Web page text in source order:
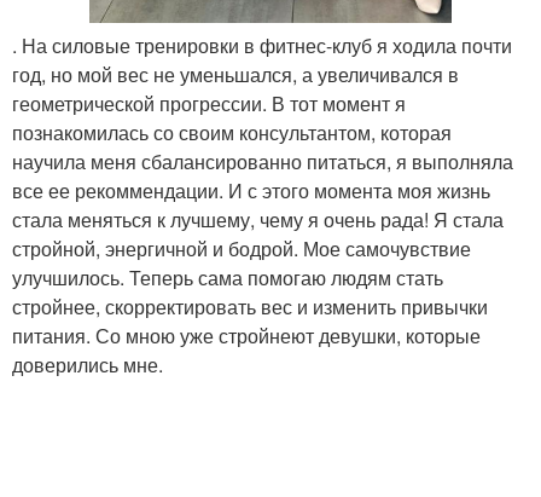
. На силовые тренировки в фитнес-клуб я ходила почти
год, но мой вес не уменьшался, а увеличивался в
геометрической прогрессии. В тот момент я
познакомилась со своим консультантом, которая
научила меня сбалансированно питаться, я выполняла
все ее рекоммендации. И с этого момента моя жизнь
стала меняться к лучшему, чему я очень рада! Я стала
стройной, энергичной и бодрой. Мое самочувствие
улучшилось. Теперь сама помогаю людям стать
стройнее, скорректировать вес и изменить привычки
питания. Со мною уже стройнеют девушки, которые
доверились мне.